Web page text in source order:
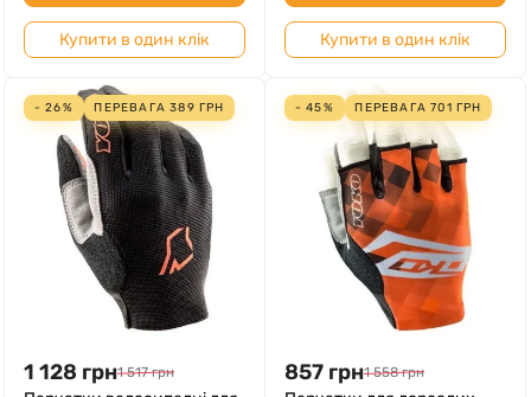
Купити в один клік Купити в один клік
- 26% ПЕРЕВАГА389 ГРН
1 128 грн1 517 грн
- 45% ПЕРЕВАГА701 ГРН
857 грн1 558 грн